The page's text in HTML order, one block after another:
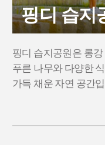
핑디 습지
핑디 습지공원은 롱
푸른 나무와 다양한
가득 채운 자연 공간